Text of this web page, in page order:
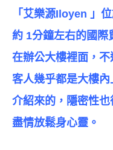
「艾樂源Iloyen 」
約 1分鐘左右的國際
在辦公大樓裡面，不
客人幾乎都是大樓
介紹來的，隱密性
盡情放鬆身心靈。